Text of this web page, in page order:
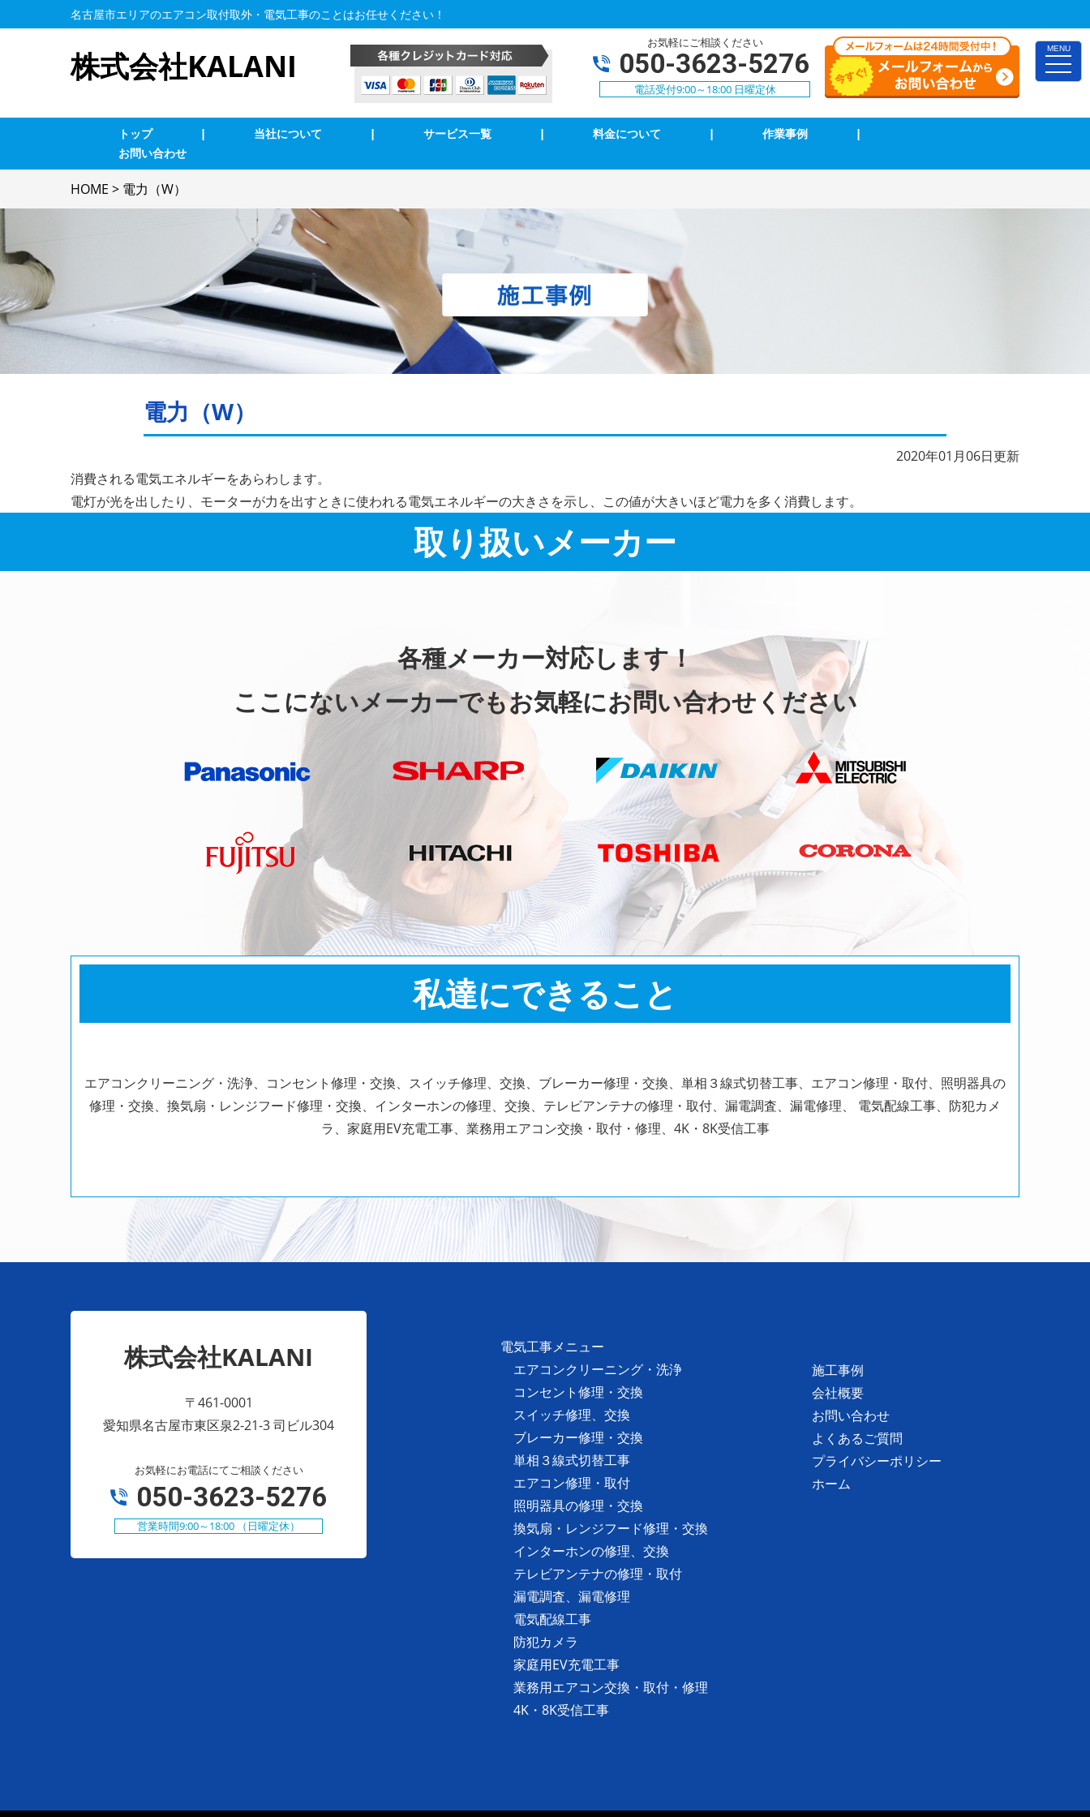
MENU
toggle
名古屋市エリアのエアコン取付取外・電気工事のことはお任せください！
株式会社KALANI
お気軽にご相談ください
050-3623-5276
電話受付9:00～18:00 日曜定休
トップ | 当社について | サービス一覧
業務用エアコン交換・取付・修理 エアコン修理・取付 TVアンテナ修理・取付
インターホン修理・取付
照明の修理・取付
単相３線式切替工事
換気扇等修理・取付 漏電調査・修理
家庭用EV充電工事
| 料金について | 作業事例
|
お問い合わせ
HOME > 電力（W）
電力（W）
2020年01月06日更新
消費される電気エネルギーをあらわします。
電灯が光を出したり、モーターが力を出すときに使われる電気エネルギーの大きさを示し、この値が大きいほど電力を多く消費します。
取り扱いメーカー
各種メーカー対応します！
ここにないメーカーでもお気軽にお問い合わせください
私達にできること
エアコンクリーニング・洗浄、コンセント修理・交換、スイッチ修理、交換、ブレーカー修理・交換、単相３線式切替工事、エアコン修理・取付、照明器具の
修理・交換、換気扇・レンジフード修理・交換、インターホンの修理、交換、テレビアンテナの修理・取付、漏電調査、漏電修理、 電気配線工事、防犯カメ
ラ、家庭用EV充電工事、業務用エアコン交換・取付・修理、4K・8K受信工事
株式会社KALANI
〒461-0001
愛知県名古屋市東区泉2-21-3 司ビル304
お気軽にお電話にてご相談ください
050-3623-5276
営業時間9:00～18:00 （日曜定休）
電気工事メニュー
エアコンクリーニング・洗浄
コンセント修理・交換
スイッチ修理、交換
ブレーカー修理・交換
単相３線式切替工事
エアコン修理・取付
照明器具の修理・交換
換気扇・レンジフード修理・交換
インターホンの修理、交換
テレビアンテナの修理・取付
漏電調査、漏電修理
電気配線工事
防犯カメラ
家庭用EV充電工事
業務用エアコン交換・取付・修理
4K・8K受信工事
施工事例
会社概要
お問い合わせ
よくあるご質問
プライバシーポリシー
ホーム